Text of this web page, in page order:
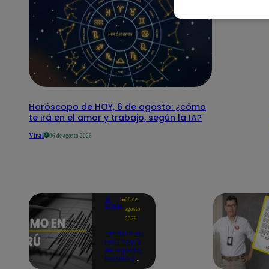
Horóscopo de HOY, 6 de agosto: ¿cómo
te irá en el amor y trabajo, según la IA?
Viral 06 de agosto 2026
Te
ayudo
06 de
agosto
2026
Temblor en
Perú hoy, 6
de agosto:
horario y